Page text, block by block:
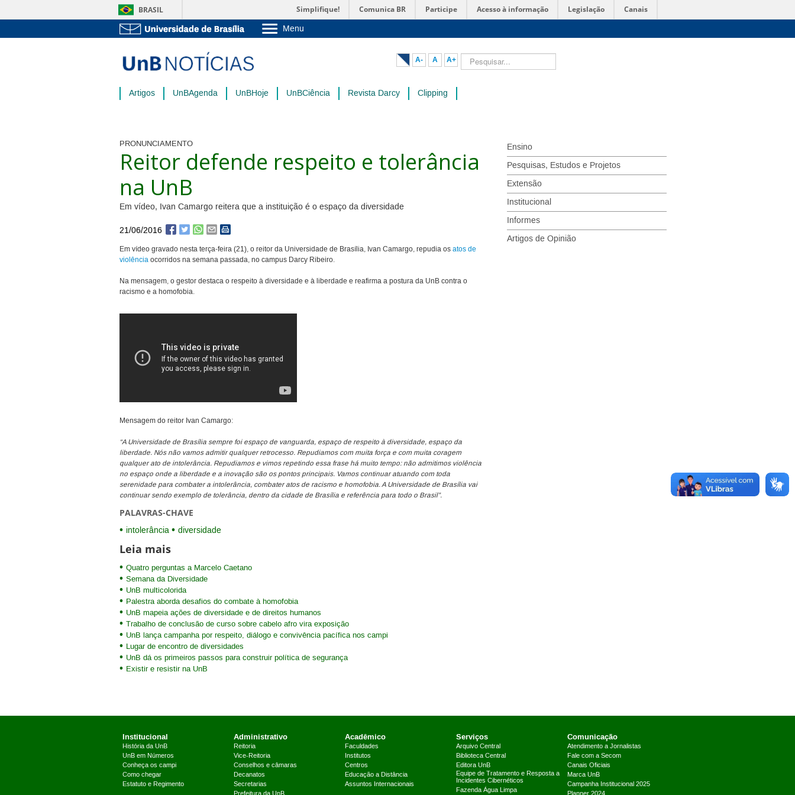
BRASIL Simplifique! Comunica BR Participe Acesso à informação Legislação Canais
Menu
Pós-Graduação
Administração
A- A A+ Pesquisar...
Artigos UnBAgenda UnBHoje UnBCiência Revista Darcy Clipping
PRONUNCIAMENTO
Reitor defende respeito e tolerância
na UnB
Em vídeo, Ivan Camargo reitera que a instituição é o espaço da diversidade
21/06/2016
Em vídeo gravado nesta terça-feira (21), o reitor da Universidade de Brasília, Ivan Camargo, repudia os atos de
violência ocorridos na semana passada, no campus Darcy Ribeiro.
Na mensagem, o gestor destaca o respeito à diversidade e à liberdade e reafirma a postura da UnB contra o
racismo e a homofobia.
Mensagem do reitor Ivan Camargo:
“A Universidade de Brasília sempre foi espaço de vanguarda, espaço de respeito à diversidade, espaço da
liberdade. Nós não vamos admitir qualquer retrocesso. Repudiamos com muita força e com muita coragem
qualquer ato de intolerância. Repudiamos e vimos repetindo essa frase há muito tempo: não admitimos violência
no espaço onde a liberdade e a inovação são os pontos principais. Vamos continuar atuando com toda
serenidade para combater a intolerância, combater atos de racismo e homofobia. A Universidade de Brasília vai
continuar sendo exemplo de tolerância, dentro da cidade de Brasília e referência para todo o Brasil”.
PALAVRAS-CHAVE
intolerância diversidade
Leia mais
Quatro perguntas a Marcelo Caetano
Semana da Diversidade
UnB multicolorida
Palestra aborda desafios do combate à homofobia
UnB mapeia ações de diversidade e de direitos humanos
Trabalho de conclusão de curso sobre cabelo afro vira exposição
UnB lança campanha por respeito, diálogo e convivência pacífica nos campi
Lugar de encontro de diversidades
UnB dá os primeiros passos para construir política de segurança
Existir e resistir na UnB
Ensino
Pesquisas, Estudos e Projetos
Extensão
Institucional
Informes
Artigos de Opinião
Institucional
História da UnB
UnB em Números
Conheça os campi
Como chegar
Estatuto e Regimento
Administrativo
Reitoria
Vice-Reitoria
Conselhos e câmaras
Decanatos
Secretarias
Acadêmico
Faculdades
Institutos
Centros
Educação a Distância
Assuntos Internacionais
Serviços
Arquivo Central
Biblioteca Central
Editora UnB
Equipe de Tratamento e Resposta a
Incidentes Cibernéticos
Fazenda Água Limpa
Comunicação
Atendimento a Jornalistas
Fale com a Secom
Canais Oficiais
Marca UnB
Campanha Institucional 2025